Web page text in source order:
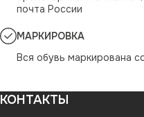
почта России
МАРКИРОВКА
Вся обувь маркирована
КОНТАКТЫ